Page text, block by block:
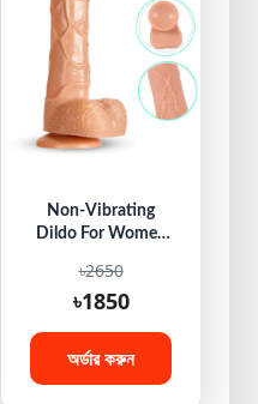
Non-Vibrating
Dildo For Women
৳2650
৳1850
অর্ডার করুন